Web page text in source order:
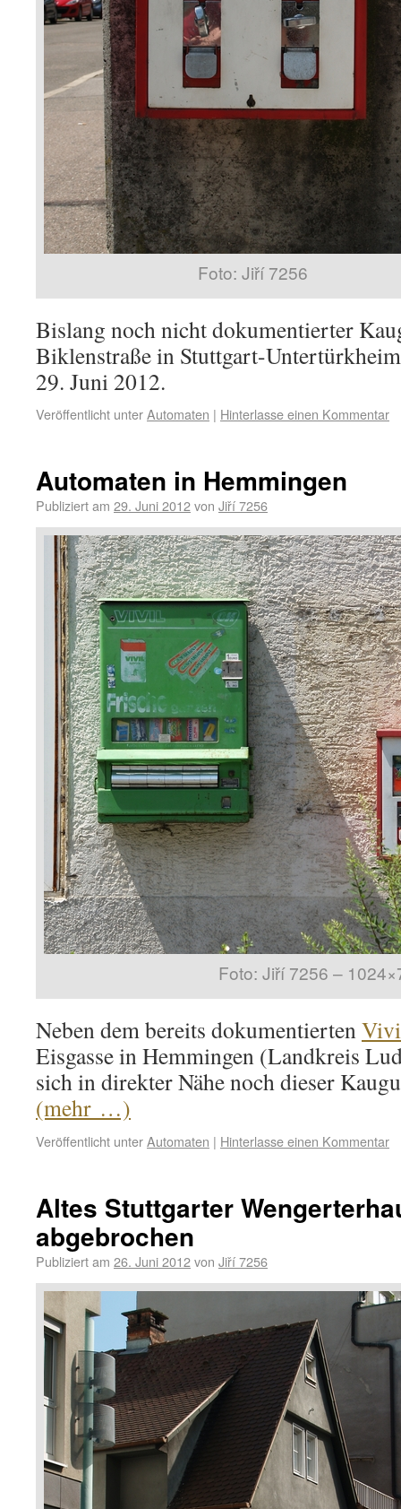
Foto: Jiří 7256
Bislang noch nicht dokumentierter
Biklenstraße in Stuttgart-
29. Juni 2012.
Veröffentlicht unterAutomaten | Hinterlasse einen Kommentar
Automaten in Hemmingen
Publiziert am 29. Juni 2012von Jiří 7256
Foto: Jiří 7256 –
Neben dem bereits dokumentierten
Eisgasse in Hemmingen (Landkreis
sich in direkter Nähe noch dieser
(mehr …)
Veröffentlicht unterAutomaten | Hinterlasse einen Kommentar
Altes Stuttgarter
abgebrochen
Publiziert am 26. Juni 2012von Jiří 7256